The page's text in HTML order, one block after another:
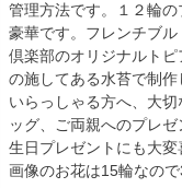
管理方法です。１２輪
豪華です。フレンチブ
倶楽部のオリジナルト
の施してある水苔で制
いらっしゃる方へ、大
ッグ、ご両親へのプレ
生日プレゼントにも大変
画像のお花は15輪なので